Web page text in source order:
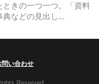
ときの一つ一つ。「資料
などの見出し...
問い合わせ
Reserved.